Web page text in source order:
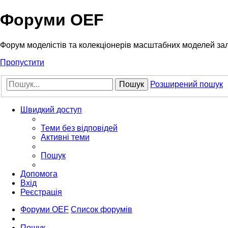
Форуми OEF
Форум моделістів та колекціонерів масштабних моделей
Пропустити
Пошук Розширений пошук
Швидкий доступ
Теми без відповідей
Активні теми
Пошук
Допомога
Вхід
Реєстрація
Форуми OEF Список форумів